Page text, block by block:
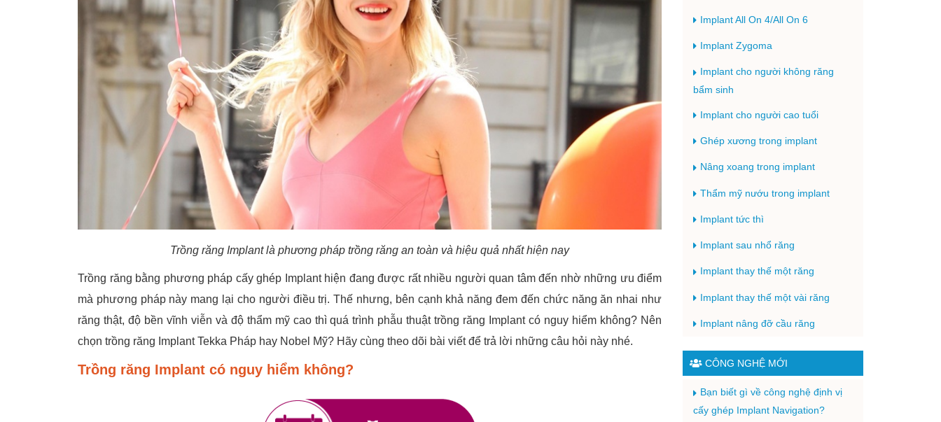
Trồng răng Implant là phương pháp trồng răng an toàn và hiệu quả nhất hiện nay
Trồng răng bằng phương pháp cấy ghép Implant hiện đang được rất nhiều người quan tâm đến nhờ những ưu điểm
mà phương pháp này mang lại cho người điều trị. Thế nhưng, bên cạnh khả năng đem đến chức năng ăn nhai như
răng thật, độ bền vĩnh viễn và độ thẩm mỹ cao thì quá trình phẫu thuật trồng răng Implant có nguy hiểm không? Nên
chọn trồng răng Implant Tekka Pháp hay Nobel Mỹ? Hãy cùng theo dõi bài viết để trả lời những câu hỏi này nhé.
Trồng răng Implant có nguy hiểm không?
Implant All On 4/All On 6
Implant Zygoma
Implant cho người không răng
bẩm sinh
Implant cho người cao tuổi
Ghép xương trong implant
Nâng xoang trong implant
Thẩm mỹ nướu trong implant
Implant tức thì
Implant sau nhổ răng
Implant thay thế một răng
Implant thay thế một vài răng
Implant nâng đỡ cầu răng
CÔNG NGHỆ MỚI
Bạn biết gì về công nghệ định vị
cấy ghép Implant Navigation?